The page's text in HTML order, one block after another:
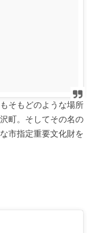
そもどのような場所
町。そしてその名の
市指定重要文化財を